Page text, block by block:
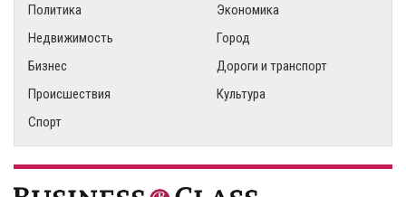
Политика
Экономика
Недвижимость
Город
Бизнес
Дороги и транспорт
Происшествия
Культура
Спорт